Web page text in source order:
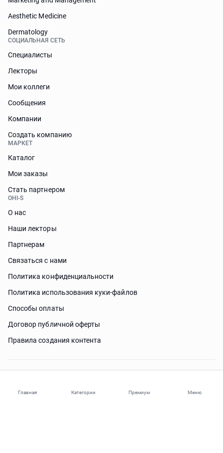
Главная Категории Премиум Меню
Aesthetic Medicine
Dermatology
СОЦИАЛЬНАЯ СЕТЬ
Специалисты
Лекторы
Мои коллеги
Сообщения
Компании
Создать компанию
МАРКЕТ
Каталог
Мои заказы
Стать партнером
OHI-S
О нас
Наши лекторы
Партнерам
Связаться с нами
Политика конфиденциальности
Политика использования куки-файлов
Способы оплаты
Договор публичной оферты
Правила создания контента
Нужна помощь?